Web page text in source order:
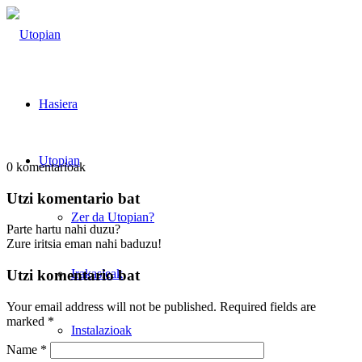
Hasiera
Utopian
Zer da Utopian?
Irakasleak
Instalazioak
0 komentarioak
Utzi komentario bat
Parte hartu nahi duzu?
Zure iritsia eman nahi baduzu!
Utzi komentario bat
Your email address will not be published. Required fields are
marked *
Name *